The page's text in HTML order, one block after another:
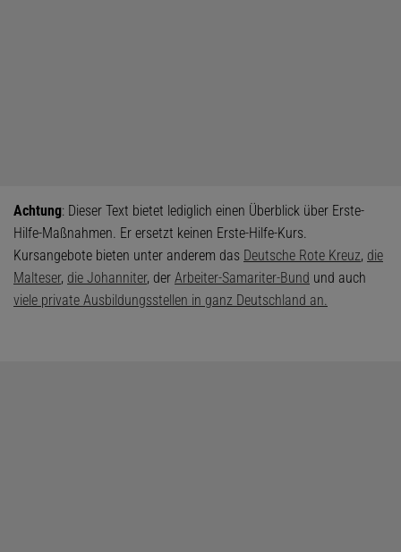
Achtung: Dieser Text bietet lediglich einen Überblick über Erste-
Hilfe-Maßnahmen. Er ersetzt keinen Erste-Hilfe-Kurs.
Kursangebote bieten unter anderem das Deutsche Rote Kreuz, die
Malteser, die Johanniter, der Arbeiter-Samariter-Bund und auch
viele private Ausbildungsstellen in ganz Deutschland an.